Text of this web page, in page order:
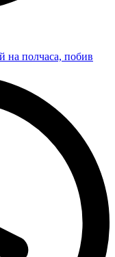
на полчаса, побив